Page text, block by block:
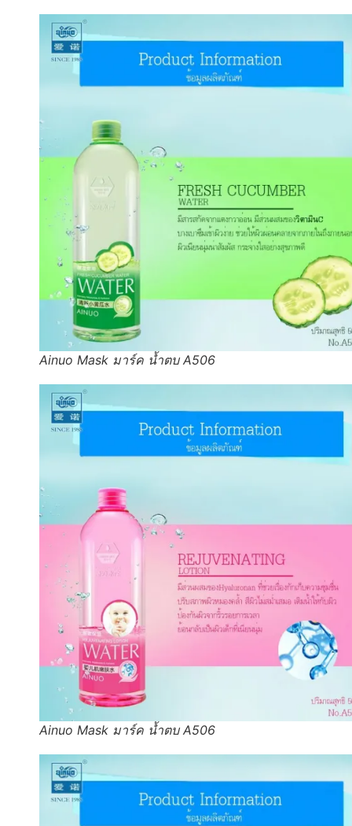
Ainuo Mask มาร์ค น้ำตบ A506
Ainuo Mask มาร์ค น้ำตบ A506